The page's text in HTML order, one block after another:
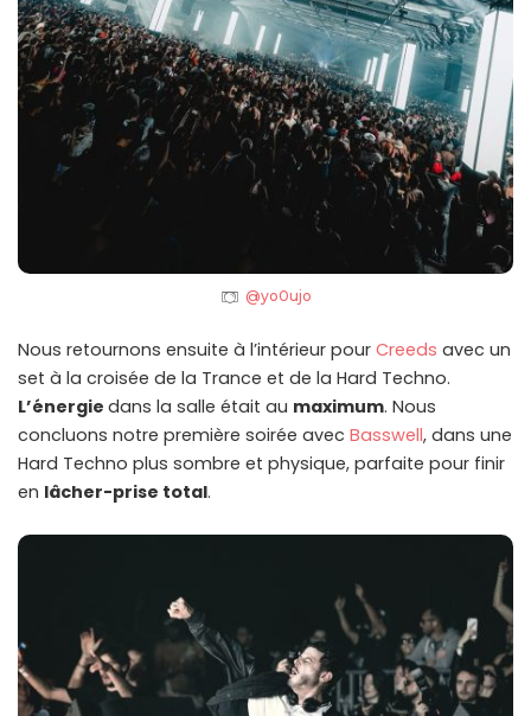
@yo0ujo
Nous retournons ensuite à l’intérieur pour Creeds avec un
set à la croisée de la Trance et de la Hard Techno.
L’énergie dans la salle était au maximum. Nous
concluons notre première soirée avec Basswell, dans une
Hard Techno plus sombre et physique, parfaite pour finir
en lâcher-prise total.